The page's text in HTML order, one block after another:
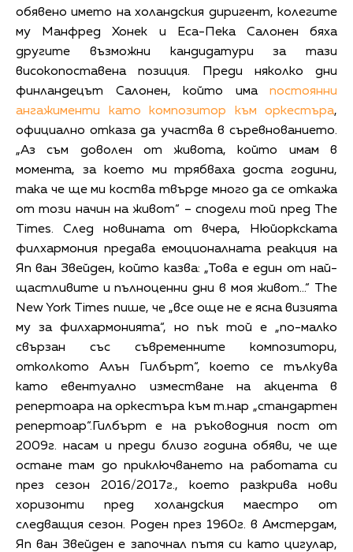
обявено името на холандския диригент, колегите
му Манфред Хонек и Еса-Пека Салонен бяха
другите възможни кандидатури за тази
високопоставена позиция. Преди няколко дни
финландецът Салонен, който има постоянни
ангажименти като композитор към оркестъра,
официално отказа да участва в съревнованието.
„Аз съм доволен от живота, който имам в
момента, за което ми трябваха доста години,
така че ще ми коства твърде много да се откажа
от този начин на живот“ – сподели той пред The
Times. След новината от вчера, Нюйоркската
филхармония предава емоционалната реакция на
Яп ван Звейден, който казва: „Това е един от най-
щастливите и пълноценни дни в моя живот…“ The
New York Times пише, че „все още не е ясна визията
му за филхармонията“, но пък той е „по-малко
свързан със съвременните композитори,
отколкото Алън Гилбърт“, което се тълкува
като евентуално изместване на акцента в
репертоара на оркестъра към т.нар „стандартен
репертоар“.Гилбърт е на ръководния пост от
2009г. насам и преди близо година обяви, че ще
остане там до приключването на работата си
през сезон 2016/2017г., което разкрива нови
хоризонти пред холандския маестро от
следващия сезон. Роден през 1960г. в Амстердам,
Яп ван Звейден е започнал пътя си като цигулар,